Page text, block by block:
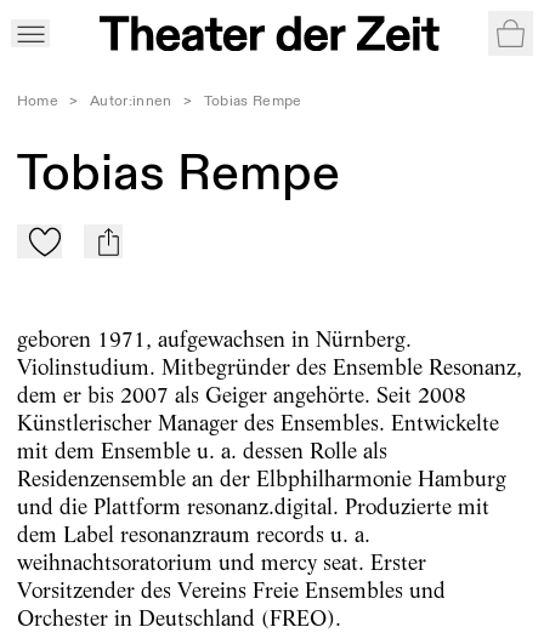
Home > Autor:innen > Tobias Rempe
Tobias Rempe
Zu Mein-TdZ hinzufügen
mail
geboren 1971, aufgewachsen in Nürnberg.
Violinstudium. Mitbegründer des Ensemble Resonanz,
dem er bis 2007 als Geiger angehörte. Seit 2008
Künstlerischer Manager des Ensembles. Entwickelte
mit dem Ensemble u. a. dessen Rolle als
Residenzensemble an der Elbphilharmonie Hamburg
und die Plattform resonanz.digital. Produzierte mit
dem Label resonanzraum records u. a.
weihnachtsoratorium und mercy seat. Erster
Vorsitzender des Vereins Freie Ensembles und
Orchester in Deutschland (FREO).